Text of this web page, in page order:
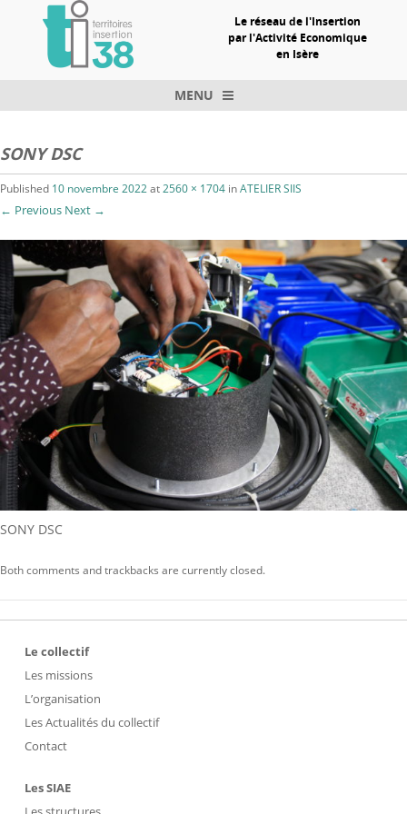
Le réseau de l'Insertion
par l'Activité Economique
en Isère
MENU
SONY DSC
Published 10 novembre 2022at2560 × 1704 inATELIER SIIS
← Previous Next →
SONY DSC
Both comments and trackbacks are currently closed.
Le collectif
Les missions
L’organisation
Les Actualités du collectif
Contact
Les SIAE